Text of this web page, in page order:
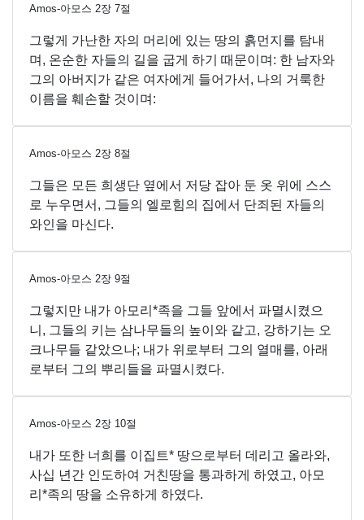
Amos-아모스 2장 7절
그렇게 가난한 자의 머리에 있는 땅의 흙먼지를 탐내
며, 온순한 자들의 길을 굽게 하기 때문이며: 한 남자와
그의 아버지가 같은 여자에게 들어가서, 나의 거룩한
이름을 훼손할 것이며:
Amos-아모스 2장 8절
그들은 모든 희생단 옆에서 저당 잡아 둔 옷 위에 스스
로 누우면서, 그들의 엘로힘의 집에서 단죄된 자들의
와인을 마신다.
Amos-아모스 2장 9절
그렇지만 내가 아모리*족을 그들 앞에서 파멸시켰으
니, 그들의 키는 삼나무들의 높이와 같고, 강하기는 오
크나무들 같았으나; 내가 위로부터 그의 열매를, 아래
로부터 그의 뿌리들을 파멸시켰다.
Amos-아모스 2장 10절
내가 또한 너희를 이집트* 땅으로부터 데리고 올라와,
사십 년간 인도하여 거친땅을 통과하게 하였고, 아모
리*족의 땅을 소유하게 하였다.